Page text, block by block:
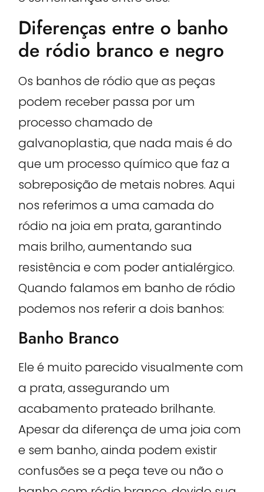
Diferenças entre o banho
de ródio branco e negro
Os banhos de ródio que as peças
podem receber passa por um
processo chamado de
galvanoplastia, que nada mais é do
que um processo químico que faz a
sobreposição de metais nobres. Aqui
nos referimos a uma camada do
ródio na joia em prata, garantindo
mais brilho, aumentando sua
resistência e com poder antialérgico.
Quando falamos em banho de ródio
podemos nos referir a dois banhos:
Banho Branco
Ele é muito parecido visualmente com
a prata, assegurando um
acabamento prateado brilhante.
Apesar da diferença de uma joia com
e sem banho, ainda podem existir
confusões se a peça teve ou não o